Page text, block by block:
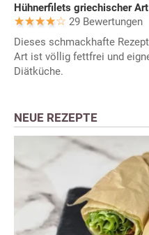
Hühnerfilets griechischer Art
29 Bewertungen
Dieses schmackhafte
Art ist völlig fettfrei und
Diätküche.
NEUE REZEPTE